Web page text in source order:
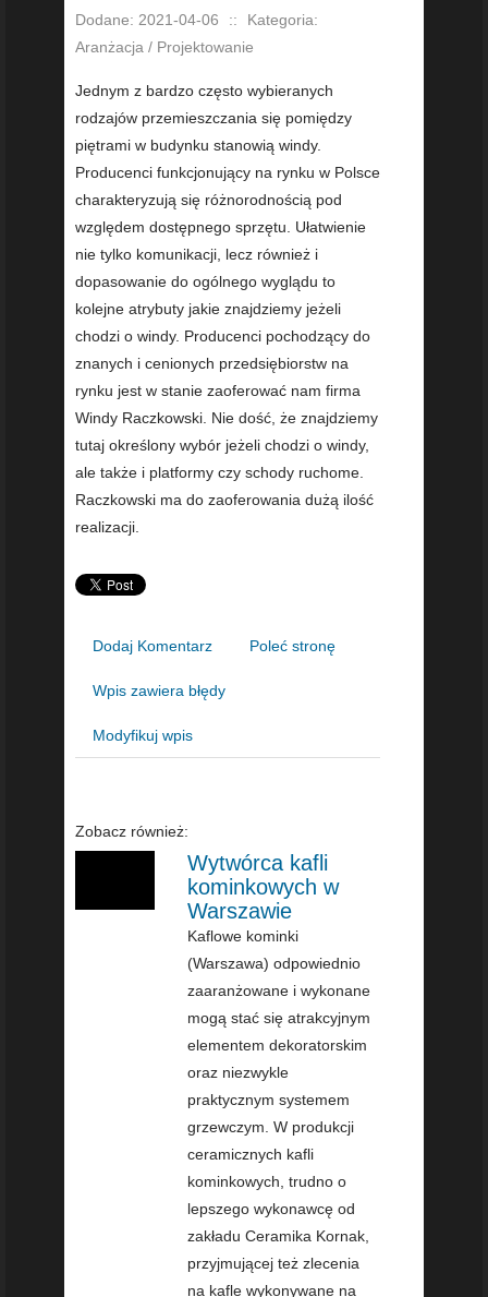
Dodane: 2021-04-06 ::
Kategoria:
Aranżacja / Projektowanie
Jednym z bardzo często wybieranych
rodzajów przemieszczania się pomiędzy
piętrami w budynku stanowią windy.
Producenci funkcjonujący na rynku w Polsce
charakteryzują się różnorodnością pod
względem dostępnego sprzętu. Ułatwienie
nie tylko komunikacji, lecz również i
dopasowanie do ogólnego wyglądu to
kolejne atrybuty jakie znajdziemy jeżeli
chodzi o windy. Producenci pochodzący do
znanych i cenionych przedsiębiorstw na
rynku jest w stanie zaoferować nam firma
Windy Raczkowski. Nie dość, że znajdziemy
tutaj określony wybór jeżeli chodzi o windy,
ale także i platformy czy schody ruchome.
Raczkowski ma do zaoferowania dużą ilość
realizacji.
Dodaj Komentarz Poleć stronę
Wpis zawiera błędy
Modyfikuj wpis
Zobacz również:
Wytwórca kafli
kominkowych w
Warszawie
Kaflowe kominki
(Warszawa) odpowiednio
zaaranżowane i wykonane
mogą stać się atrakcyjnym
elementem dekoratorskim
oraz niezwykle
praktycznym systemem
grzewczym. W produkcji
ceramicznych kafli
kominkowych, trudno o
lepszego wykonawcę od
zakładu Ceramika Kornak,
przyjmującej też zlecenia
na kafle wykonywane na